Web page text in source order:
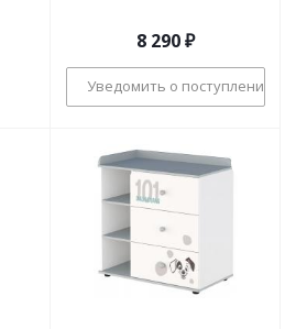
8 290₽
Уведомить о поступлении